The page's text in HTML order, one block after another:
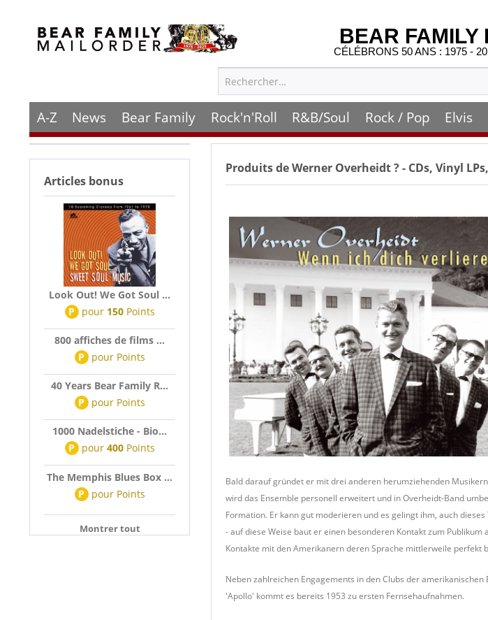
BEAR FAMILY
CÉLÉBRONS 50 ANS : 1975 -
A-Z News Bear Family Rock'n'Roll R&B/Soul Rock / Pop Elvis
Articles bonus
Look Out! We Got Soul ...
P pour 150Points
800 affiches de films ...
P pour Points
40 Years Bear Family R...
P pour Points
1000 Nadelstiche - Bio...
P pour 400Points
The Memphis Blues Box ...
P pour Points
Montrer tout
Produits deWerner Overheidt? - CDs, Vinyl
Bald darauf gründet er mit drei anderen herumziehenden
wird das Ensemble personell erweitert und in Overheidt-Band
Formation. Er kann gut moderieren und es gelingt ihm, auch
- auf diese Weise baut er einen besonderen Kontakt zum
Kontakte mit den Amerikanern deren Sprache mittlerweile perfekt
Neben zahlreichen Engagements in den Clubs der
'Apollo' kommt es bereits 1953 zu ersten Fernsehaufnahmen.